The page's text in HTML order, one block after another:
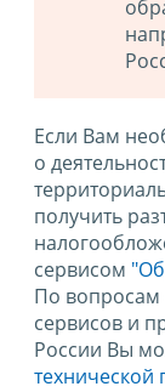
Если Вам
о
получить
сервисом
По вопросам
сервисов и
России Вы
технической